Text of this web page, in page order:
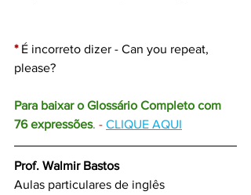
* É incorreto dizer - Can you repeat,
please?
Para baixar o Glossário Completo com
76 expressões. - CLIQUE AQUI
Prof. Walmir Bastos
Aulas particulares de inglês